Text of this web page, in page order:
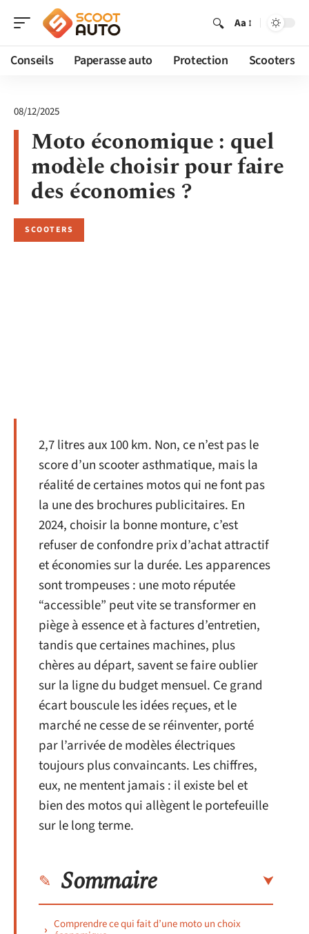
Aa
Conseils Paperasse auto Protection Scooters
08/12/2025
Moto économique : quel
modèle choisir pour faire
des économies ?
SCOOTERS
2,7 litres aux 100 km. Non, ce n’est pas le
score d’un scooter asthmatique, mais la
réalité de certaines motos qui ne font pas
la une des brochures publicitaires. En
2024, choisir la bonne monture, c’est
refuser de confondre prix d’achat attractif
et économies sur la durée. Les apparences
sont trompeuses : une moto réputée
“accessible” peut vite se transformer en
piège à essence et à factures d’entretien,
tandis que certaines machines, plus
chères au départ, savent se faire oublier
sur la ligne du budget mensuel. Ce grand
écart bouscule les idées reçues, et le
marché ne cesse de se réinventer, porté
par l’arrivée de modèles électriques
toujours plus convaincants. Les chiffres,
eux, ne mentent jamais : il existe bel et
bien des motos qui allègent le portefeuille
sur le long terme.
Sommaire
Comprendre ce qui fait d’une moto un choix